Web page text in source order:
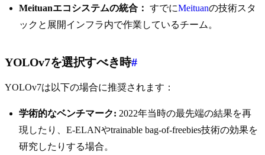
Meituanエコシステムの統合： すでにMeituanの技術スタ
ックと展開インフラ内で作業しているチーム。
YOLOv7を選択すべき時#
YOLOv7は以下の場合に推奨されます：
学術的なベンチマーク: 2022年当時の最先端の結果を再
現したり、E-ELANやtrainable bag-of-freebies技術の効果を
研究したりする場合。